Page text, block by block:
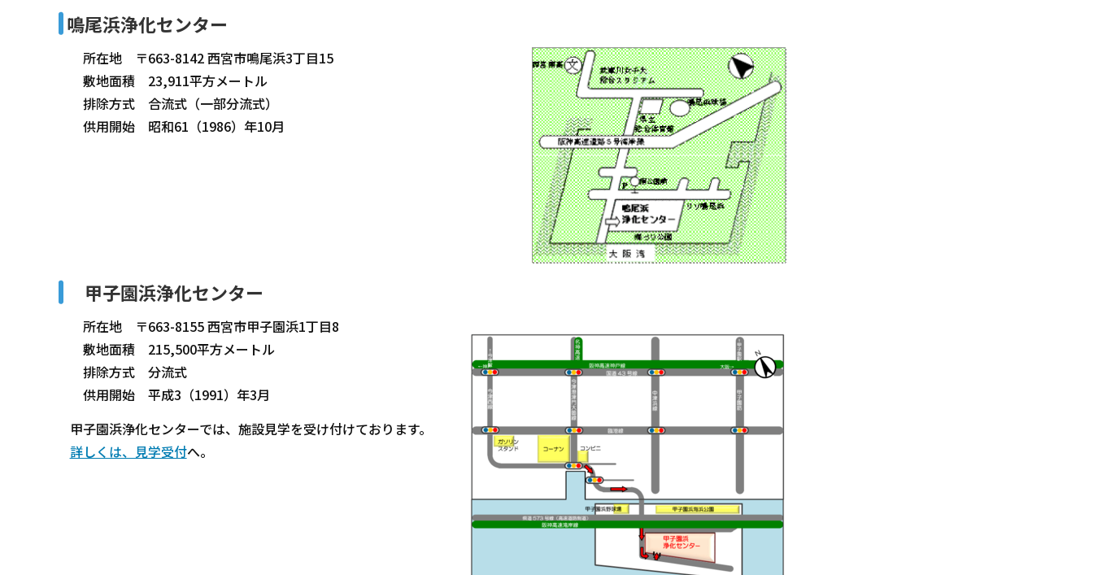
鳴尾浜浄化センター
所在地 〒663-8142 西宮市鳴尾浜3丁目15
敷地面積 23,911平方メートル
排除方式 合流式（一部分流式）
供用開始 昭和61（1986）年10月
甲子園浜浄化センター
所在地 〒663-8155 西宮市甲子園浜1丁目8
敷地面積 215,500平方メートル
排除方式 分流式
供用開始 平成3（1991）年3月
甲子園浜浄化センターでは、施設見学を受け付けております。
詳しくは、見学受付へ。